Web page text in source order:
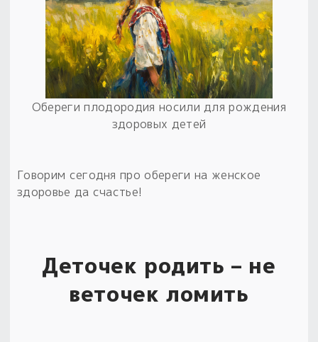
Обереги плодородия носили для рождения
здоровых детей
Говорим сегодня про обереги на женское
здоровье да счастье!
Деточек родить – не
веточек ломить